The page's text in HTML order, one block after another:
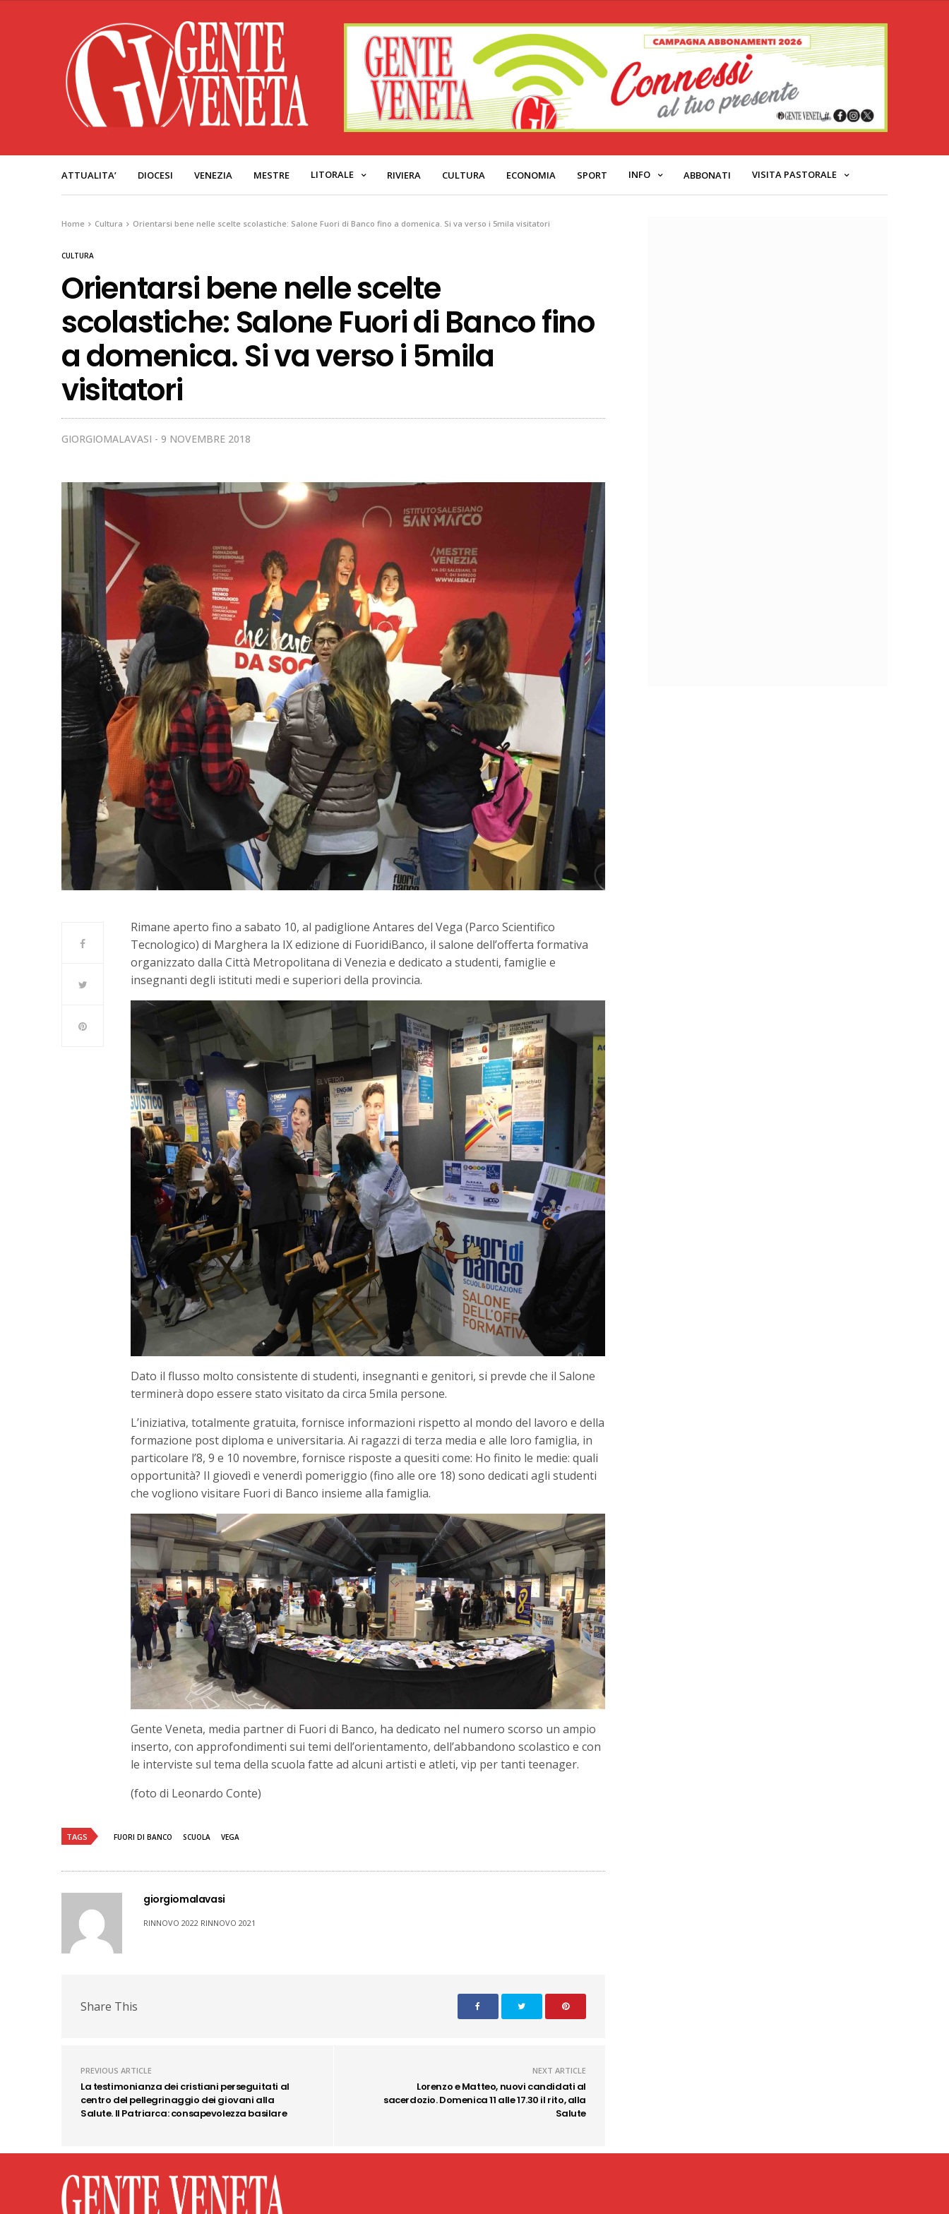
ATTUALITA’ DIOCESI VENEZIA MESTRE LITORALE RIVIERA CULTURA ECONOMIA SPORT INFO ABBONATI VISITA PASTORALE
Home Cultura Orientarsi bene nelle scelte scolastiche: Salone Fuori di Banco fino a domenica. Si va verso i 5mila visitatori
CULTURA
Orientarsi bene nelle scelte
scolastiche: Salone Fuori di Banco fino
a domenica. Si va verso i 5mila
visitatori
GIORGIOMALAVASI 9 NOVEMBRE 2018
Rimane aperto fino a sabato 10, al padiglione Antares del Vega (Parco Scientifico
Tecnologico) di Marghera la IX edizione di FuoridiBanco, il salone dell’offerta formativa
organizzato dalla Città Metropolitana di Venezia e dedicato a studenti, famiglie e
insegnanti degli istituti medi e superiori della provincia.
Dato il flusso molto consistente di studenti, insegnanti e genitori, si prevde che il Salone
terminerà dopo essere stato visitato da circa 5mila persone.
L’iniziativa, totalmente gratuita, fornisce informazioni rispetto al mondo del lavoro e della
formazione post diploma e universitaria. Ai ragazzi di terza media e alle loro famiglia, in
particolare l’8, 9 e 10 novembre, fornisce risposte a quesiti come: Ho finito le medie: quali
opportunità? Il giovedì e venerdì pomeriggio (fino alle ore 18) sono dedicati agli studenti
che vogliono visitare Fuori di Banco insieme alla famiglia.
Gente Veneta, media partner di Fuori di Banco, ha dedicato nel numero scorso un ampio
inserto, con approfondimenti sui temi dell’orientamento, dell’abbandono scolastico e con
le interviste sul tema della scuola fatte ad alcuni artisti e atleti, vip per tanti teenager.
(foto di Leonardo Conte)
TAGS FUORI DI BANCO SCUOLA VEGA
giorgiomalavasi
RINNOVO 2022 RINNOVO 2021
Share This
PREVIOUS ARTICLE
La testimonianza dei cristiani perseguitati al
centro del pellegrinaggio dei giovani alla
Salute. Il Patriarca: consapevolezza basilare
NEXT ARTICLE
Lorenzo e Matteo, nuovi candidati al
sacerdozio. Domenica 11 alle 17.30 il rito, alla
Salute